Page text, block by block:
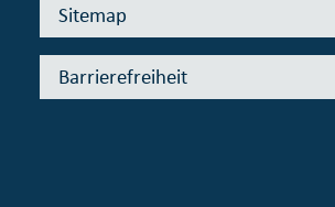
Sitemap
Barrierefreiheit